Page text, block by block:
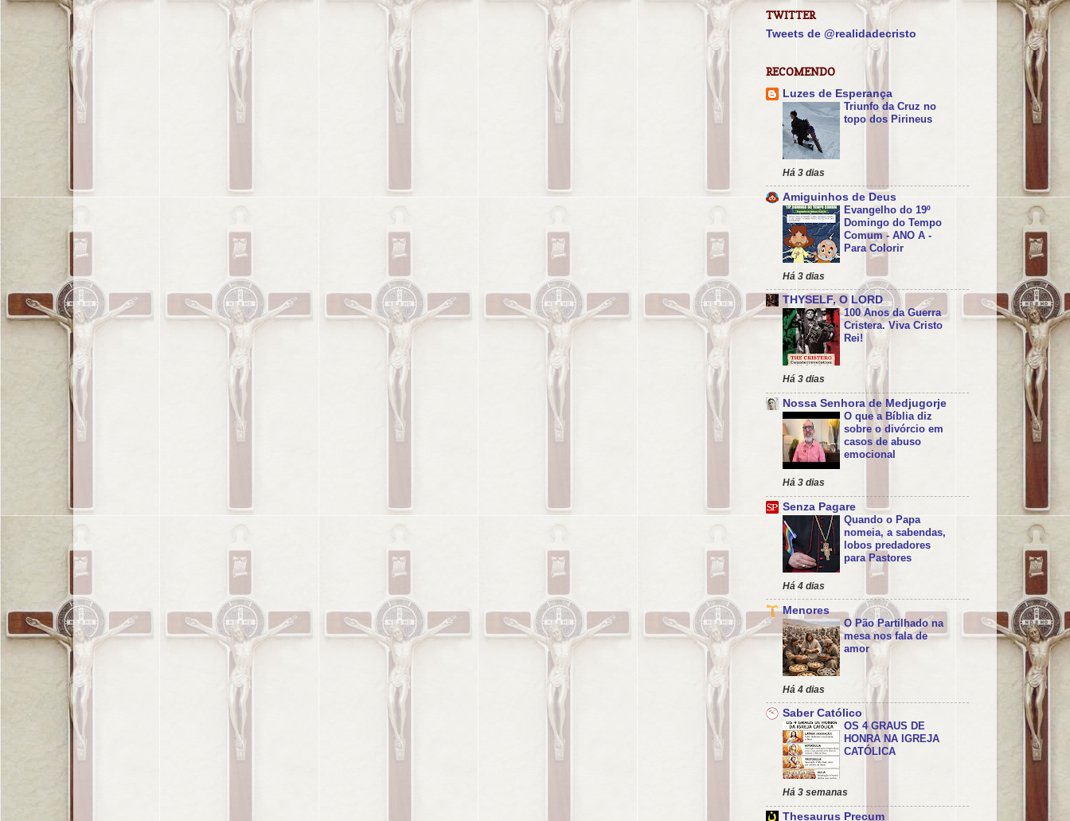
TWITTER
Tweets de @realidadecristo
RECOMENDO
Luzes de Esperança
Triunfo da Cruz no
topo dos Pirineus
Há 3 dias
Amiguinhos de Deus
Evangelho do 19º
Domingo do Tempo
Comum - ANO A -
Para Colorir
Há 3 dias
THYSELF, O LORD
100 Anos da Guerra
Cristera. Viva Cristo
Rei!
Há 3 dias
Nossa Senhora de Medjugorje
O que a Bíblia diz
sobre o divórcio em
casos de abuso
emocional
Há 3 dias
Senza Pagare
Quando o Papa
nomeia, a sabendas,
lobos predadores
para Pastores
Há 4 dias
Menores
O Pão Partilhado na
mesa nos fala de
amor
Há 4 dias
Saber Católico
OS 4 GRAUS DE
HONRA NA IGREJA
CATÓLICA
Há 3 semanas
Thesaurus Precum